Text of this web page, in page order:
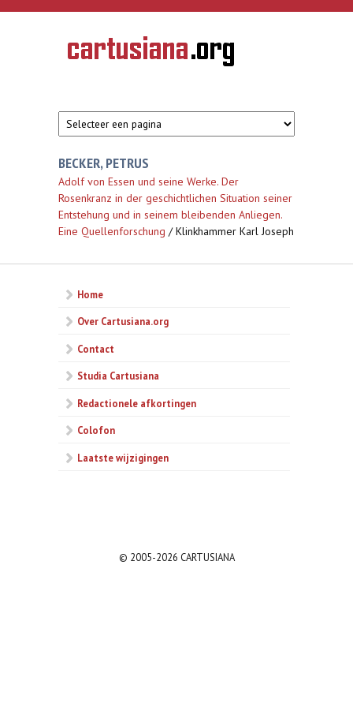
Overslaan en naar de inhoud gaan
CARTUSIANA
Geschiedenis
van de
BECKER, PETRUS
Adolf von Essen und seine Werke. Der
Rosenkranz in der geschichtlichen Situation seiner
Entstehung und in seinem bleibenden Anliegen.
Eine Quellenforschung / Klinkhammer Karl Joseph
Home
Over Cartusiana.org
Contact
Studia Cartusiana
Redactionele afkortingen
Colofon
Laatste wijzigingen
© 2005-2026 CARTUSIANA